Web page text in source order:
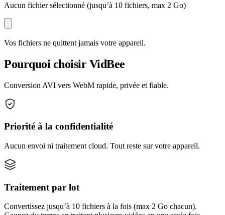
Aucun fichier sélectionné (jusqu’à 10 fichiers, max 2 Go)
Vos fichiers ne quittent jamais votre appareil.
Pourquoi choisir VidBee
Conversion AVI vers WebM rapide, privée et fiable.
Priorité à la confidentialité
Aucun envoi ni traitement cloud. Tout reste sur votre appareil.
Traitement par lot
Convertissez jusqu’à 10 fichiers à la fois (max 2 Go chacun).